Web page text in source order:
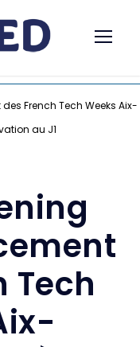
French Tech Weeks Aix-
au J1
Tech